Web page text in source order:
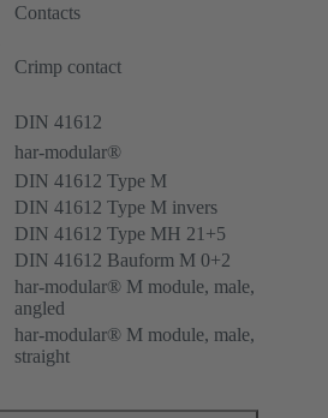
Contacts
Crimp contact
DIN 41612
har-modular®
DIN 41612 Type M
DIN 41612 Type M invers
DIN 41612 Type MH 21+5
DIN 41612 Bauform M 0+2
har-modular® M module, male,
angled
har-modular® M module, male,
straight